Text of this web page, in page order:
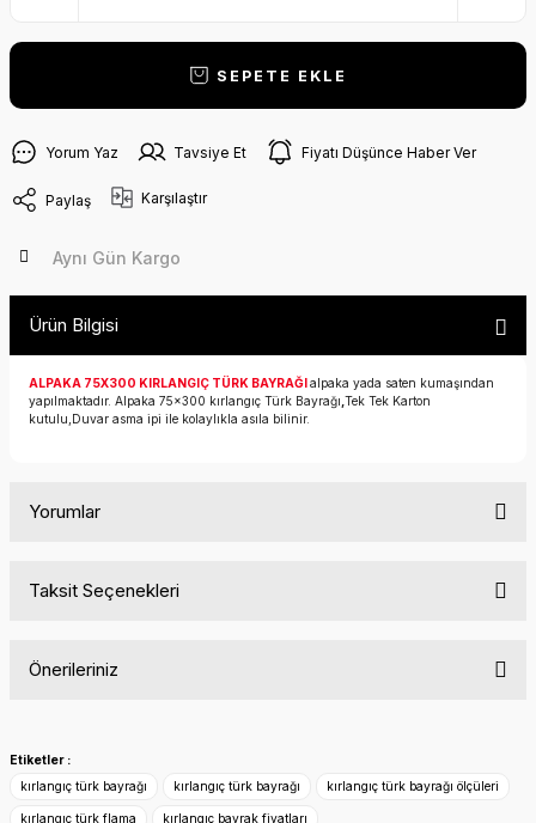
SEPETE EKLE
Yorum Yaz Tavsiye Et Fiyatı Düşünce Haber Ver
Paylaş Karşılaştır
Aynı Gün Kargo
Ürün Bilgisi
ALPAKA 75X300 KIRLANGIÇ TÜRK BAYRAĞIalpaka yada saten kumaşından
yapılmaktadır. Alpaka 75x300 kırlangıç Türk Bayrağı Tek Tek Karton
kutulu,Duvar asma ipi ile kolaylıkla asıla bilinir.
Yorumlar
Taksit Seçenekleri
Önerileriniz
konularda yetersiz gördüğünüz noktaları öneri formunu
Görüş ve önerileriniz için teşekkür ederiz.
Etiketler :
kırlangıç türk bayrağı
kırlangıç türk bayrağı kırlangıç türk bayrağı ölçüleri
kırlangıç türk flama kırlangıç bayrak fiyatları